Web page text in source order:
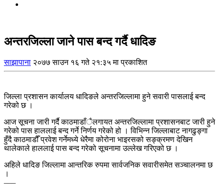
अन्तरजिल्ला जाने पास बन्द गर्दै धादिङ
साझापाना २०७७ साउन १६ गते २१:३५ मा प्रकाशित
जिल्ला प्रशासन कार्यालय धादिङले अन्तरजिल्लामा हुने सवारी पासलाई बन्द
गरेको छ ।
आज सूचना जारी गर्दै काठमाडाँैलगायत अन्तरजिल्लामा प्रशासनबाट जारी हुने
गरेको पास हाललाई बन्द गर्ने निर्णय गरेको हो । विभिन्न जिल्लाबाट नागढुङ्गा
हुँदै काठमाडौँ प्रवेश गर्नेमध्ये धेरैमा कोरोना भाइरसको सङ्क्रमण देखिन
थालेकाले हाललाई पास बन्द गरेको सूचनामा उल्लेख गरिएको छ ।
अहिले धादिङ जिल्लामा आन्तरिक रुपमा सार्वजनिक सवारीसमेत सञ्चालनमा छ
।
–––